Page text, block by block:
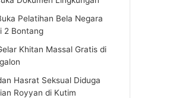
Pelatihan Bela Negara
2 Bontang
Khitan Massal Gratis di
Hasrat Seksual Diduga
Royyan di Kutim